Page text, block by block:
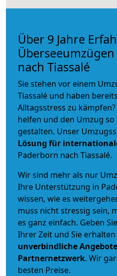
Über 9 Jahre
nach Tiassalé
Sie stehen vor einem
Tiassalé und haben
Alltagsstress zu
helfen und den Umzug
gestalten. Unser
Lösung für
Paderborn nach Tiassalé.
Wir sind mehr als nur
Ihre Unterstützung in
wissen, wie es
muss nicht stressig sein,
es ganz einfach. Geben
Ihrer Zeit und Sie erhalten
unverbindliche
Partnernetzwerk. Wir
besten Preise.